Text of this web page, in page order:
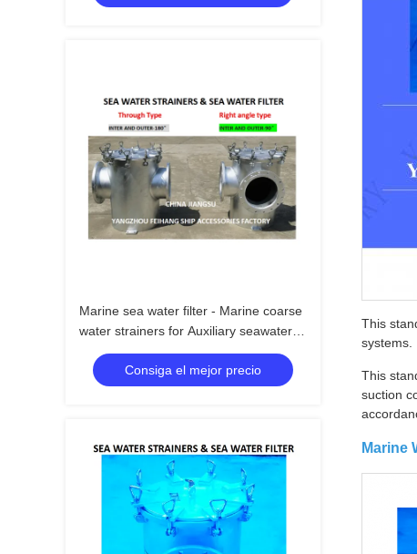
Marine sea water filter - Marine coarse
water strainers for Auxiliary seawater
pump inlet model:AS300 CB/T497-
1994
Consiga el mejor precio
This
systems.
This
suction
Marine